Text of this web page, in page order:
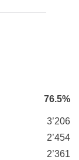
76.5%
3’206
2’454
2’361